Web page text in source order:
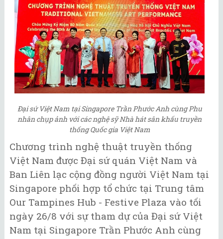
Đại sứ Việt Nam tại Singapore Trần Phước Anh cùng Phu
nhân chụp ảnh với các nghệ sỹ Nhà hát sân khấu truyền
thống Quốc gia Việt Nam
Chương trình nghệ thuật truyền thống
Việt Nam được Đại sứ quán Việt Nam và
Ban Liên lạc cộng đồng người Việt Nam tại
Singapore phối hợp tổ chức tại Trung tâm
Our Tampines Hub - Festive Plaza vào tối
ngày 26/8 với sự tham dự của Đại sứ Việt
Nam tại Singapore Trần Phước Anh cùng